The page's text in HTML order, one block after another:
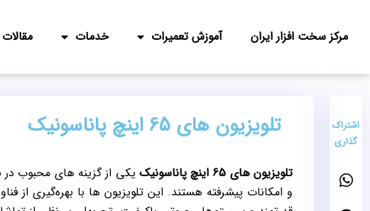
مرکز سخت افزار ایران آموزش تعمیرات خدمات مقالات
اشتراک
گذاری
تلویزیون های 65 اینچ پاناسونیک
تلویزیون‌ های 65 اینچ پاناسونیک
یکی از گزینه‌ های محبوب در